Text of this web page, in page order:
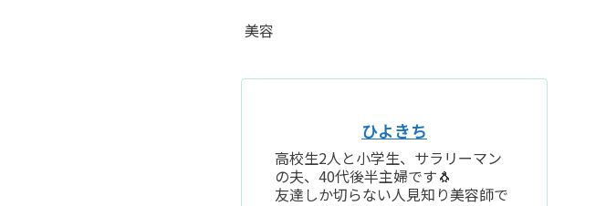
美容
ひよきち
高校生2人と小学生、サラリーマン
の夫、40代後半主婦です🐧
友達しか切らない人見知り美容師で